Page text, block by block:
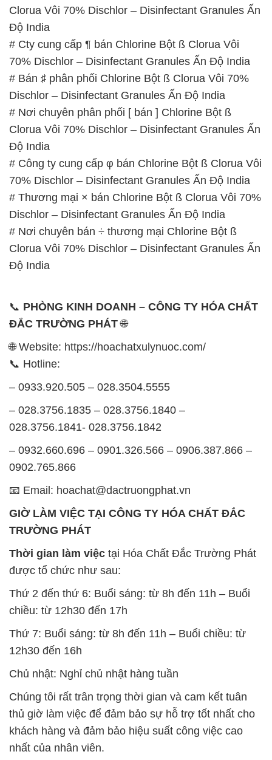
Clorua Vôi 70% Dischlor – Disinfectant Granules Ấn
Độ India
# Cty cung cấp ¶ bán Chlorine Bột ß Clorua Vôi
70% Dischlor – Disinfectant Granules Ấn Độ India
# Bán ♯ phân phối Chlorine Bột ß Clorua Vôi 70%
Dischlor – Disinfectant Granules Ấn Độ India
# Nơi chuyên phân phối [ bán ] Chlorine Bột ß
Clorua Vôi 70% Dischlor – Disinfectant Granules Ấn
Độ India
# Công ty cung cấp φ bán Chlorine Bột ß Clorua Vôi
70% Dischlor – Disinfectant Granules Ấn Độ India
# Thương mại × bán Chlorine Bột ß Clorua Vôi 70%
Dischlor – Disinfectant Granules Ấn Độ India
# Nơi chuyên bán ÷ thương mại Chlorine Bột ß
Clorua Vôi 70% Dischlor – Disinfectant Granules Ấn
Độ India
📞 PHÒNG KINH DOANH – CÔNG TY HÓA CHẤT
ĐẮC TRƯỜNG PHÁT🌐
🌐 Website: https://hoachatxulynuoc.com/
📞 Hotline:
– 0933.920.505 – 028.3504.5555
– 028.3756.1835 – 028.3756.1840 –
028.3756.1841- 028.3756.1842
– 0932.660.696 – 0901.326.566 – 0906.387.866 –
0902.765.866
📧 Email: hoachat@dactruongphat.vn
GIỜ LÀM VIỆC TẠI CÔNG TY HÓA CHẤT ĐẮC
TRƯỜNG PHÁT
Thời gian làm việc tại Hóa Chất Đắc Trường Phát
được tổ chức như sau:
Thứ 2 đến thứ 6: Buổi sáng: từ 8h đến 11h – Buổi
chiều: từ 12h30 đến 17h
Thứ 7: Buổi sáng: từ 8h đến 11h – Buổi chiều: từ
12h30 đến 16h
Chủ nhật: Nghỉ chủ nhật hàng tuần
Chúng tôi rất trân trọng thời gian và cam kết tuân
thủ giờ làm việc để đảm bảo sự hỗ trợ tốt nhất cho
khách hàng và đảm bảo hiệu suất công việc cao
nhất của nhân viên.